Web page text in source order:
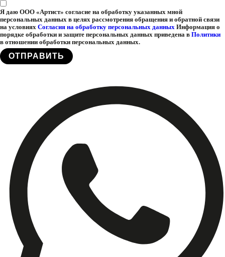
Я даю ООО «Артист» согласие на обработку указанных мной
персональных данных в целях рассмотрения обращения и обратной связи
на условиях Согласия на обработку персональных данных Информация о
порядке обработки и защите персональных данных приведена в Политики
в отношении обработки персональных данных.